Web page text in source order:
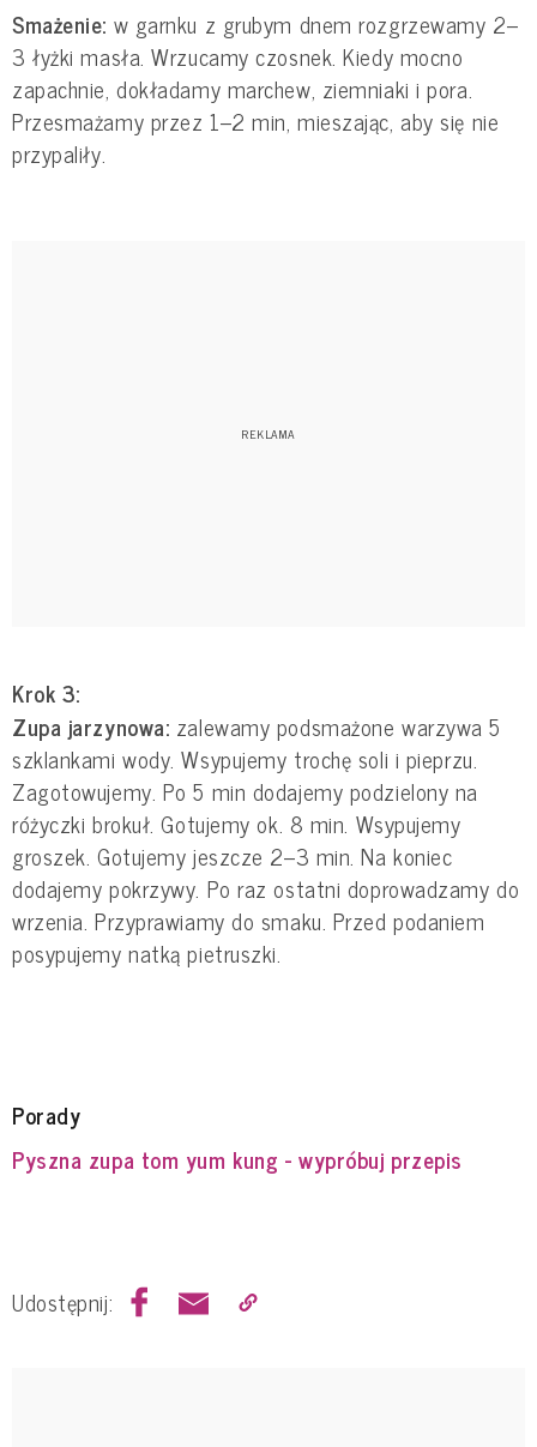
Smażenie: w garnku z grubym dnem rozgrzewamy 2–
3 łyżki masła. Wrzucamy czosnek. Kiedy mocno
zapachnie, dokładamy marchew, ziemniaki i pora.
Przesmażamy przez 1–2 min, mieszając, aby się nie
przypaliły.
Krok 3:
Zupa jarzynowa: zalewamy podsmażone warzywa 5
szklankami wody. Wsypujemy trochę soli i pieprzu.
Zagotowujemy. Po 5 min dodajemy podzielony na
różyczki brokuł. Gotujemy ok. 8 min. Wsypujemy
groszek. Gotujemy jeszcze 2–3 min. Na koniec
dodajemy pokrzywy. Po raz ostatni doprowadzamy do
wrzenia. Przyprawiamy do smaku. Przed podaniem
posypujemy natką pietruszki.
Porady
Pyszna zupa tom yum kung - wypróbuj przepis
Udostępnij: